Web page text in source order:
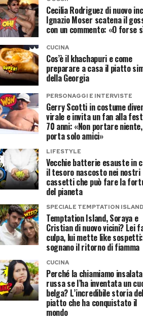
Cecilia Rodriguez di nuovo
Ignazio Moser scatena il
con un commento: «O forse
CUCINA
Cos’è il khachapuri e come
preparare a casa il piatto
della Georgia
PERSONAGGI E INTERVISTE
Gerry Scotti in costume
virale e invita un fan alla
70 anni: «Non portare niente,
porta solo amici»
LIFESTYLE
Vecchie batterie esauste in
il tesoro nascosto nei nostri
cassetti che può fare la
del pianeta
SPECIALE TEMPTATION ISLAND
Temptation Island, Soraya e
Cristian di nuovo vicini? Lei
culpa, lui mette like
sognano il ritorno di fiamma
CUCINA
Perché la chiamiamo insalata
russa se l’ha inventata un
belga? L’incredibile storia del
piatto che ha conquistato il
mondo